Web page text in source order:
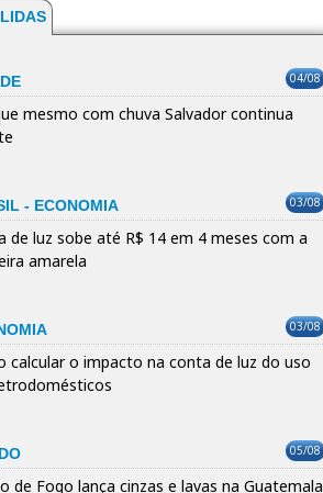
04/08
mesmo com chuva Salvador continua
- ECONOMIA 03/08
de luz sobe até R$ 14 em 4 meses com a
amarela
03/08
calcular o impacto na conta de luz do uso
05/08
de Fogo lança cinzas e lavas na Guatemala